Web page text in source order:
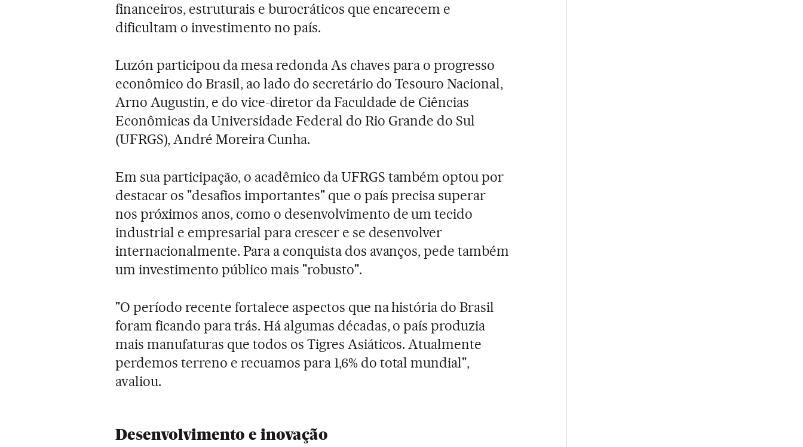
financeiros, estruturais e burocráticos que encarecem e
dificultam o investimento no país.
Luzón participou da mesa redonda As chaves para o progresso
econômico do Brasil, ao lado do secretário do Tesouro Nacional,
Arno Augustin, e do vice-diretor da Faculdade de Ciências
Econômicas da Universidade Federal do Rio Grande do Sul
(UFRGS), André Moreira Cunha.
Em sua participação, o acadêmico da UFRGS também optou por
destacar os "desafios importantes" que o país precisa superar
nos próximos anos, como o desenvolvimento de um tecido
industrial e empresarial para crescer e se desenvolver
internacionalmente. Para a conquista dos avanços, pede também
um investimento público mais "robusto".
"O período recente fortalece aspectos que na história do Brasil
foram ficando para trás. Há algumas décadas, o país produzia
mais manufaturas que todos os Tigres Asiáticos. Atualmente
perdemos terreno e recuamos para 1,6% do total mundial",
avaliou.
Desenvolvimento e inovação